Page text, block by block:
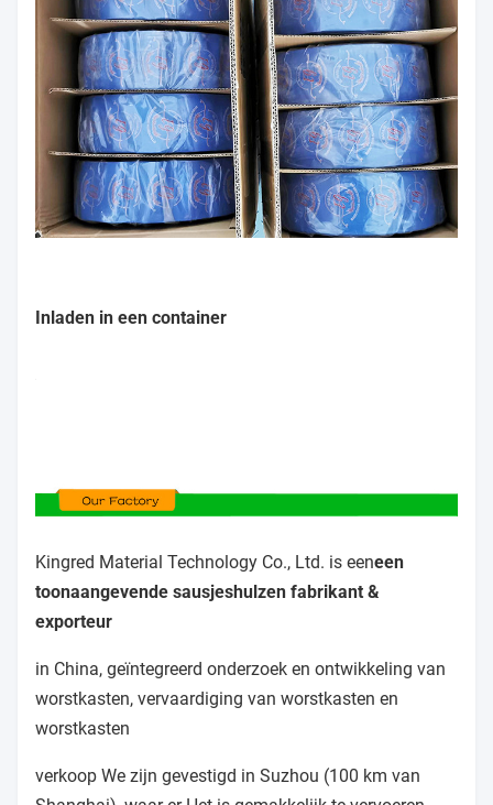
Verpakken in kartonnen...met een breedte van niet
meer dan 15 mm
Inladen in een container